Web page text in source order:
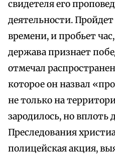
свидетеля его
деятельности.
времени, и пробьет
держава признает
отмечал
которое он назвал
не только на
зародилось, но вплоть
Преследования
полицейская акция,